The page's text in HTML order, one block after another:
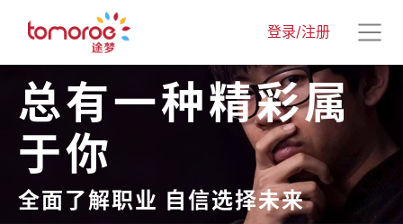
登录/注册
总有一种精彩属
于你
全面了解职业 自信选择未来